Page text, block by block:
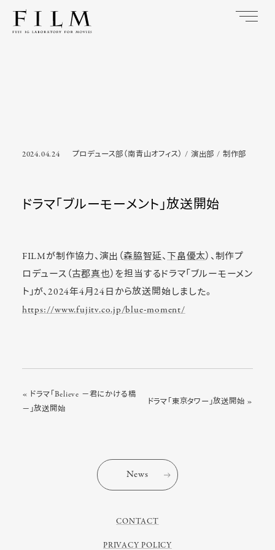
2024.04.24 プロデュース部（南青山オフィス） 演出部 制作部
ドラマ「ブルーモーメント」放送開始
FILMが制作協力、演出（森脇智延、下畠優太）、制作プ
ロデュース（古郡真也）を担当するドラマ「ブルーモーメン
ト」が、2024年4月24日から放送開始しました。
https://www.fujitv.co.jp/blue-moment/
« ドラマ「Believe －君にかける橋
－」放送開始
ドラマ「東京タワー」放送開始 »
News
CONTACT
PRIVACY POLICY